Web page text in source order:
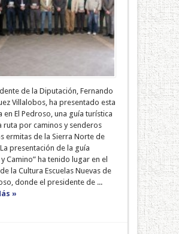
de la Diputación, Fernando
Villalobos, ha presentado esta
en El Pedroso, una guía turística
ruta por caminos y senderos
ermitas de la Sierra Norte de
presentación de la guía
y Camino” ha tenido lugar en el
la Cultura Escuelas Nuevas de
donde el presidente de ...
»